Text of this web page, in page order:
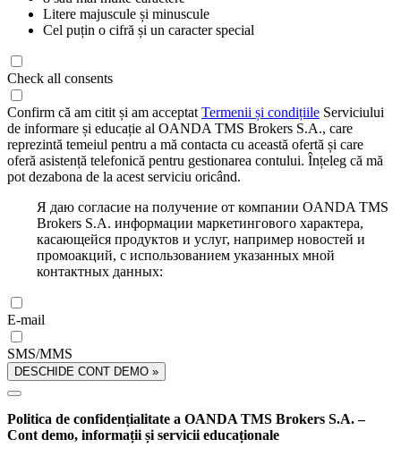
Litere majuscule și minuscule
Cel puțin o cifră și un caracter special
Check all consents
Confirm că am citit și am acceptat Termenii și condițiile Serviciului
de informare și educație al OANDA TMS Brokers S.A., care
reprezintă temeiul pentru a mă contacta cu această ofertă și care
oferă asistență telefonică pentru gestionarea contului. Înțeleg că mă
pot dezabona de la acest serviciu oricând.
Я даю согласие на получение от компании OANDA TMS
Brokers S.A. информации маркетингового характера,
касающейся продуктов и услуг, например новостей и
промоакций, с использованием указанных мной
контактных данных:
E-mail
SMS/MMS
DESCHIDE CONT DEMO »
Politica de confidențialitate a OANDA TMS Brokers S.A. –
Cont demo, informații și servicii educaționale